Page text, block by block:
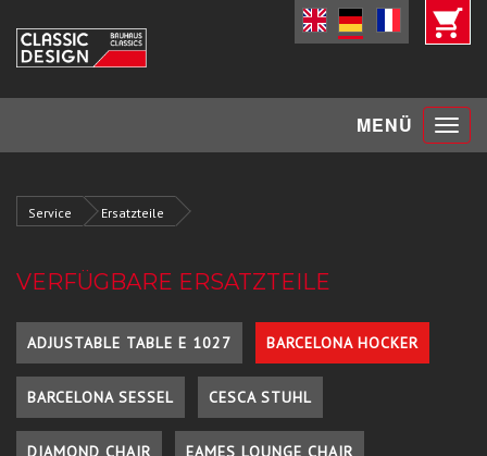
MENÜ Toggle
Service Ersatzteile
VERFÜGBARE ERSATZTEILE
ADJUSTABLE TABLE E 1027 BARCELONA HOCKER
BARCELONA SESSEL CESCA STUHL
DIAMOND CHAIR EAMES LOUNGE CHAIR